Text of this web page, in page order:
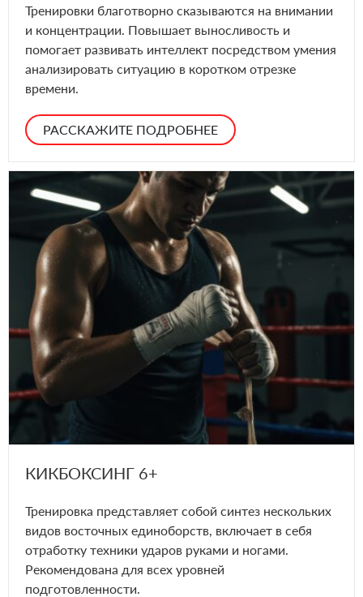
Тренировки благотворно сказываются на внимании
и концентрации. Повышает выносливость и
помогает развивать интеллект посредством умения
анализировать ситуацию в коротком отрезке
времени.
РАССКАЖИТЕ ПОДРОБНЕЕ
КИКБОКСИНГ 6+
Тренировка представляет собой синтез нескольких
видов восточных единоборств, включает в себя
отработку техники ударов руками и ногами.
Рекомендована для всех уровней
подготовленности.